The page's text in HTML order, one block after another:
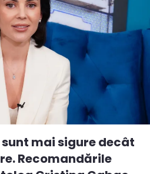
mai sigure decât
Recomandările